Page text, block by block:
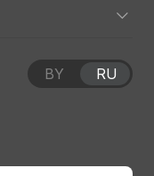
BY RU